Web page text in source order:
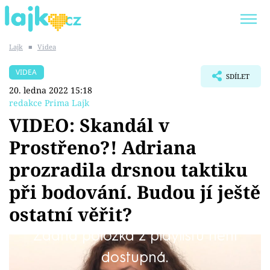
SHOPAHOLICADEL
Témata
Showbyznys
Youtubeři
Virály
Lajk ■ Videa
VIDEA
20. ledna 2022 15:18
redakce Prima Lajk
SDÍLET
VIDEO: Skandál v
Prostřeno?! Adriana
prozradila drsnou taktiku
při bodování. Budou jí ještě
ostatní věřit?
Žádná položka z playlistu není
dostupná.
Středeční díl pořadu Prostřeno! vyvolal v